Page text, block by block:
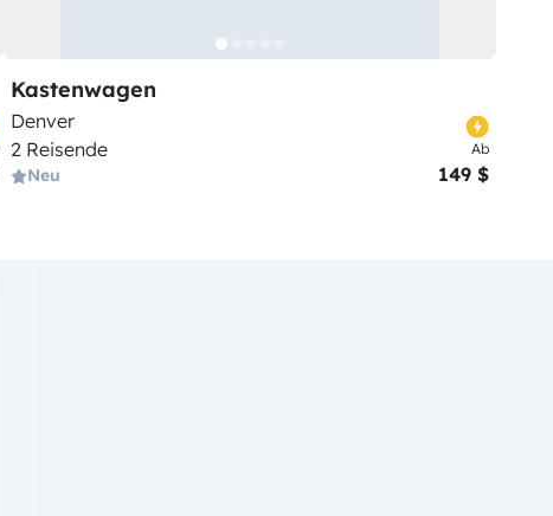
Kastenwagen
Denver
2 Reisende
Neu
Ab
149 $